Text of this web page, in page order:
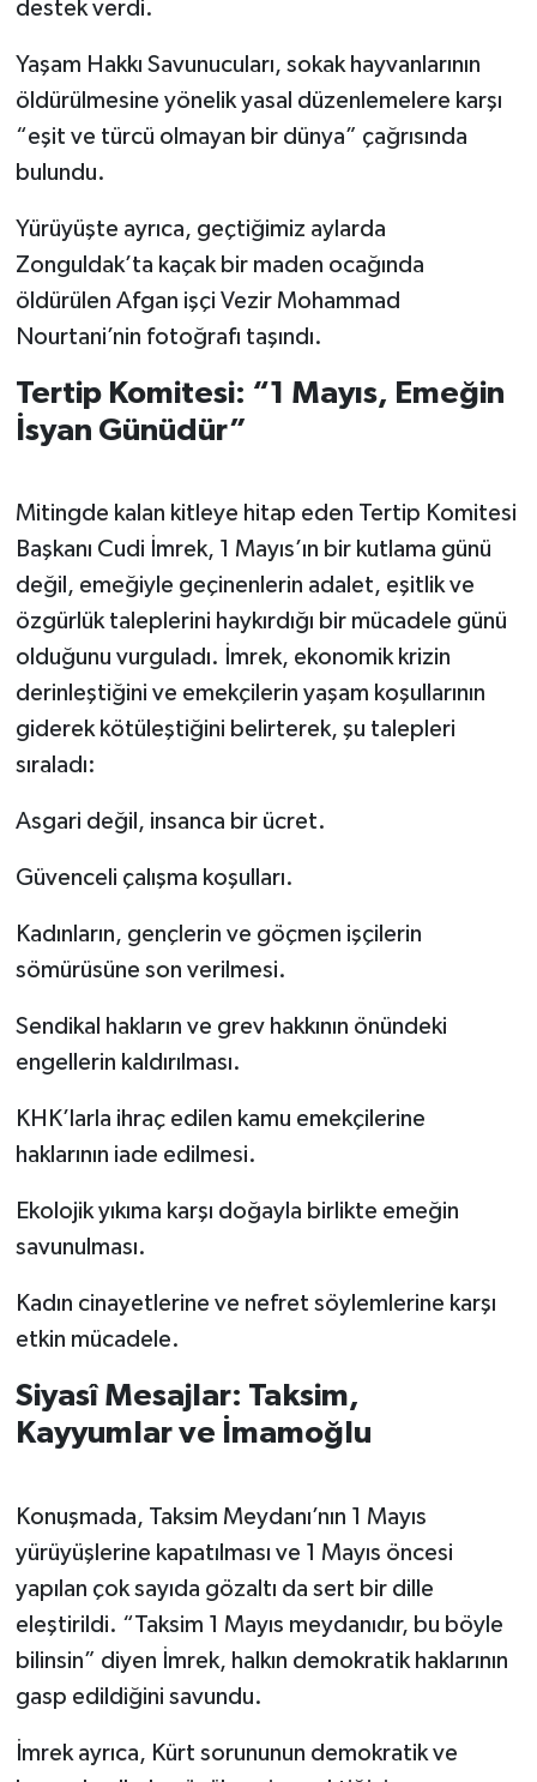
destek verdi.
Yaşam Hakkı Savunucuları, sokak hayvanlarının
öldürülmesine yönelik yasal düzenlemelere karşı
“eşit ve türcü olmayan bir dünya” çağrısında
bulundu.
Yürüyüşte ayrıca, geçtiğimiz aylarda
Zonguldak’ta kaçak bir maden ocağında
öldürülen Afgan işçi Vezir Mohammad
Nourtani’nin fotoğrafı taşındı.
Tertip Komitesi: “1 Mayıs, Emeğin
İsyan Günüdür”
Mitingde kalan kitleye hitap eden Tertip Komitesi
Başkanı Cudi İmrek, 1 Mayıs’ın bir kutlama günü
değil, emeğiyle geçinenlerin adalet, eşitlik ve
özgürlük taleplerini haykırdığı bir mücadele günü
olduğunu vurguladı. İmrek, ekonomik krizin
derinleştiğini ve emekçilerin yaşam koşullarının
giderek kötüleştiğini belirterek, şu talepleri
sıraladı:
Asgari değil, insanca bir ücret.
Güvenceli çalışma koşulları.
Kadınların, gençlerin ve göçmen işçilerin
sömürüsüne son verilmesi.
Sendikal hakların ve grev hakkının önündeki
engellerin kaldırılması.
KHK’larla ihraç edilen kamu emekçilerine
haklarının iade edilmesi.
Ekolojik yıkıma karşı doğayla birlikte emeğin
savunulması.
Kadın cinayetlerine ve nefret söylemlerine karşı
etkin mücadele.
Siyasî Mesajlar: Taksim,
Kayyumlar ve İmamoğlu
Konuşmada, Taksim Meydanı’nın 1 Mayıs
yürüyüşlerine kapatılması ve 1 Mayıs öncesi
yapılan çok sayıda gözaltı da sert bir dille
eleştirildi. “Taksim 1 Mayıs meydanıdır, bu böyle
bilinsin” diyen İmrek, halkın demokratik haklarının
gasp edildiğini savundu.
İmrek ayrıca, Kürt sorununun demokratik ve